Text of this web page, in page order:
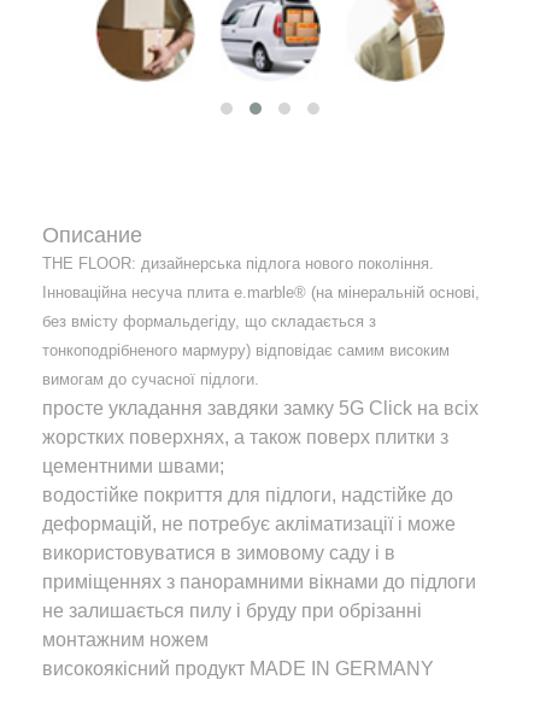
Описание
THE FLOOR: дизайнерська підлога нового покоління.
Інноваційна несуча плита e.marble® (на мінеральній основі,
без вмісту формальдегіду, що складається з
тонкоподрібненого мармуру) відповідає самим високим
вимогам до сучасної підлоги.
просте укладання завдяки замку 5G Click на всіх
жорстких поверхнях, а також поверх плитки з
цементними швами;
водостійке покриття для підлоги, надстійке до
деформацій, не потребує акліматизації і може
використовуватися в зимовому саду і в
приміщеннях з панорамними вікнами до підлоги
не залишається пилу і бруду при обрізанні